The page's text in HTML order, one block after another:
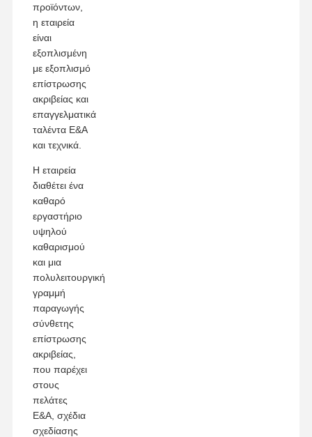
προϊόντων,
η εταιρεία
είναι
εξοπλισμένη
με εξοπλισμό
επίστρωσης
ακριβείας και
επαγγελματικά
ταλέντα Ε&Α
και τεχνικά.
Η εταιρεία
διαθέτει ένα
καθαρό
εργαστήριο
υψηλού
καθαρισμού
και μια
πολυλειτουργική
γραμμή
παραγωγής
σύνθετης
επίστρωσης
ακριβείας,
που παρέχει
στους
πελάτες
Ε&Α, σχέδια
σχεδίασης